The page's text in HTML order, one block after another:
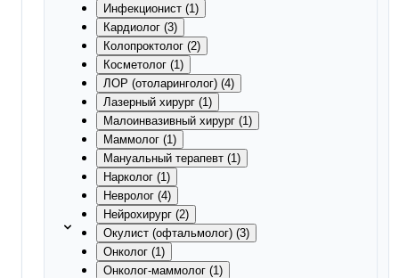
Инфекционист (1)
Кардиолог (3)
Колопроктолог (2)
Косметолог (1)
ЛОР (отоларинголог) (4)
Лазерный хирург (1)
Малоинвазивный хирург (1)
Маммолог (1)
Мануальный терапевт (1)
Нарколог (1)
Невролог (4)
Нейрохирург (2)
Окулист (офтальмолог) (3)
Онколог (1)
Онколог-маммолог (1)